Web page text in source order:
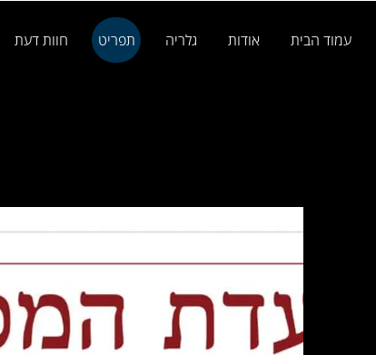
עמוד הבית אודות גלריה תפריט חוות דעת